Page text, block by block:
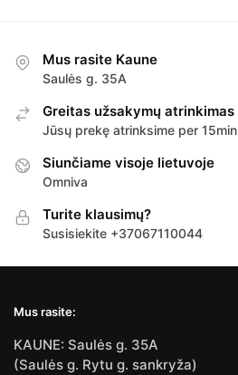
Mus rasite Kaune
Saulės g. 35A
Greitas užsakymų atrinkimas
Jūsų prekę atrinksime per 15min
Siunčiame visoje lietuvoje
Omniva
Turite klausimų?
Susisiekite +37067110044
Mus rasite:
KAUNE: Saulės g. 35A
(Saulės g. Rytu g. sankryža)